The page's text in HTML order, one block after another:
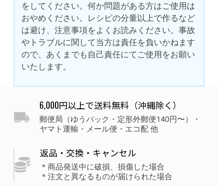
をしてください。何か問題がある方はご使用は
おやめください。レシピの分量以上で作るなど
は避け、注意事項をよくお読みください。事故
やトラブルに関して当方は責任を負いかねます
ので、あくまでも自己責任にてご使用をお願い
いたします。
6,000円以上で送料無料（沖縄除く）
郵便局（ゆうパック・定形外郵便140円〜）・
ヤマト運輸・メール便・エコ配 他
返品・交換・キャンセル
＊商品発送中に破損、損傷した場合
＊注文と異なるものが届けられた場合